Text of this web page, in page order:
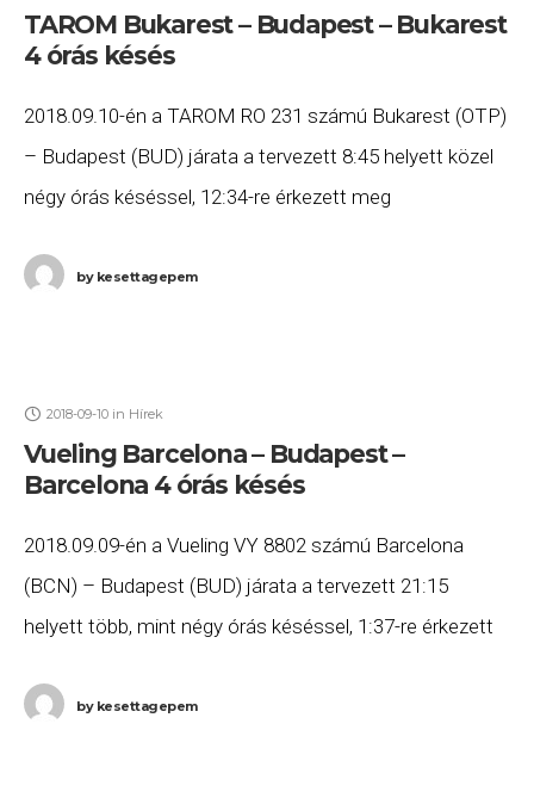
TAROM Bukarest – Budapest – Bukarest
4 órás késés
2018.09.10-én a TAROM RO 231 számú Bukarest (OTP)
– Budapest (BUD) járata a tervezett 8:45 helyett közel
négy órás késéssel, 12:34-re érkezett meg
bykesettagepem
2018-09-10 in Hírek
Vueling Barcelona – Budapest –
Barcelona 4 órás késés
2018.09.09-én a Vueling VY 8802 számú Barcelona
(BCN) – Budapest (BUD) járata a tervezett 21:15
helyett több, mint négy órás késéssel, 1:37-re érkezett
bykesettagepem